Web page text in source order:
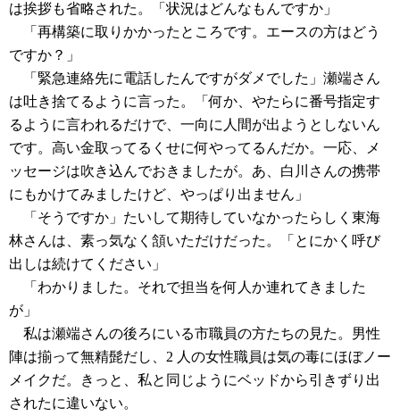
は挨拶も省略された。「状況はどんなもんですか」
「再構築に取りかかったところです。エースの方はどう
ですか？」
「緊急連絡先に電話したんですがダメでした」瀬端さん
は吐き捨てるように言った。「何か、やたらに番号指定す
るように言われるだけで、一向に人間が出ようとしないん
です。高い金取ってるくせに何やってるんだか。一応、メ
ッセージは吹き込んでおきましたが。あ、白川さんの携帯
にもかけてみましたけど、やっぱり出ません」
「そうですか」たいして期待していなかったらしく東海
林さんは、素っ気なく頷いただけだった。「とにかく呼び
出しは続けてください」
「わかりました。それで担当を何人か連れてきました
が」
私は瀬端さんの後ろにいる市職員の方たちの見た。男性
陣は揃って無精髭だし、2 人の女性職員は気の毒にほぼノー
メイクだ。きっと、私と同じようにベッドから引きずり出
されたに違いない。